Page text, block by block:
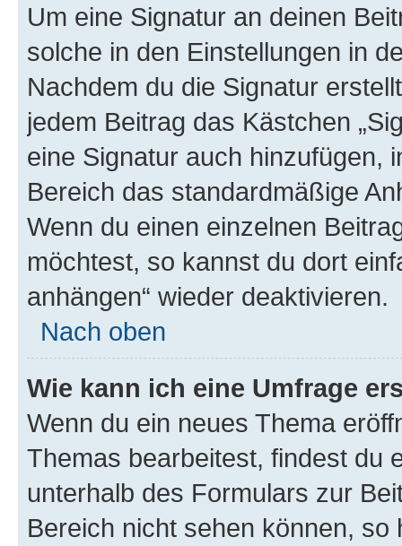
Um eine Signatur an deinen
solche in den Einstellungen in
Nachdem du die Signatur
jedem Beitrag das Kästchen
eine Signatur auch hinzufügen,
Bereich das standardmäßige
Wenn du einen einzelnen
möchtest, so kannst du dort
anhängen“ wieder deaktivieren.
Nach oben
Wie kann ich eine Umfrage
Wenn du ein neues Thema
Themas bearbeitest, findest du
unterhalb des Formulars zur
Bereich nicht sehen können,